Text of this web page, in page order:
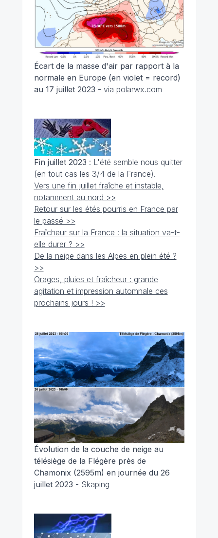
Écart de la masse d'air par rapport à la
normale en Europe (en violet = record)
au 17 juillet 2023 - via polarwx.com
Fin juillet 2023 : L'été semble nous quitter
(en tout cas les 3/4 de la France).
Vers une fin juillet fraîche et instable,
notamment au nord >>
Retour sur les étés pourris en France par
le passé >>
Fraîcheur sur la France : la situation va-t-
elle durer ? >>
De la neige dans les Alpes en plein été ?
>>
Orages, pluies et fraîcheur : grande
agitation et impression automnale ces
prochains jours ! >>
Évolution de la couche de neige au
télésiège de la Flégère près de
Chamonix (2595m) en journée du 26
juillet 2023 - Skaping